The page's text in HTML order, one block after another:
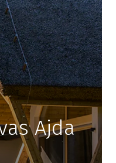
Ajda